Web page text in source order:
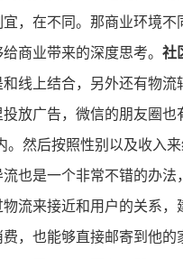
，在不同。那商业环境
商业带来的深度思考。 社
线上结合，另外还有物
放广告，微信的朋友圈
。然后按照性别以及收入
也是一个非常不错的办
流来接近和用户的关系
，也能够直接邮寄到他的